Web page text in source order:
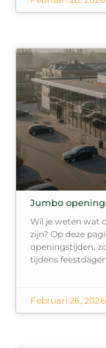
Jumbo
Wil je weten wat
zijn? Op deze
openingstijden,
tijdens
Februari 26, 2026